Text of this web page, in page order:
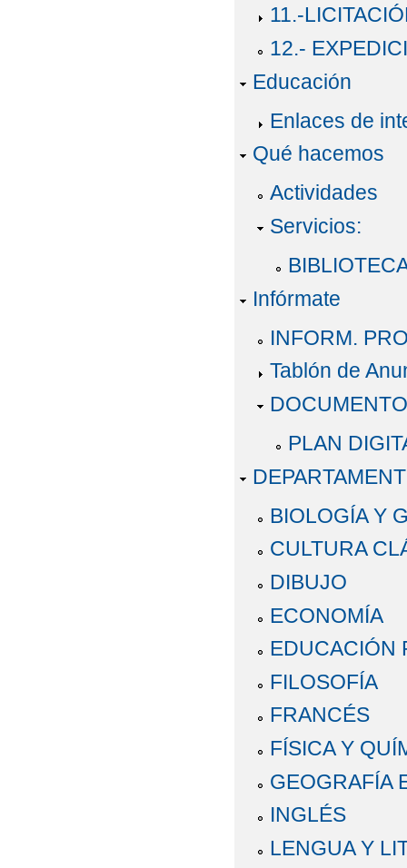
11.-
12.-
Educación
Enlaces de
Qué hacemos
Actividades
Servicios:
Infórmate
INFORM.
Tablón de
PLAN
BIOLOGÍA Y
CULTURA
DIBUJO
ECONOMÍA
EDUCACIÓN
FILOSOFÍA
FRANCÉS
FÍSICA Y
GEOGRAFÍA
INGLÉS
LENGUA Y